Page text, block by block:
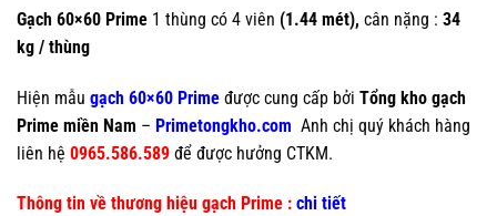
Gạch 60×60 Prime 1 thùng có 4 viên (1.44 mét), cân nặng : 34
kg / thùng
Hiện mẫu gạch 60×60 Prime được cung cấp bởi Tổng kho gạch
Prime miền Nam – Primetongkho.com Anh chị quý khách hàng
liên hệ 0965.586.589 để được hưởng CTKM.
Thông tin về thương hiệu gạch Prime : chi tiết